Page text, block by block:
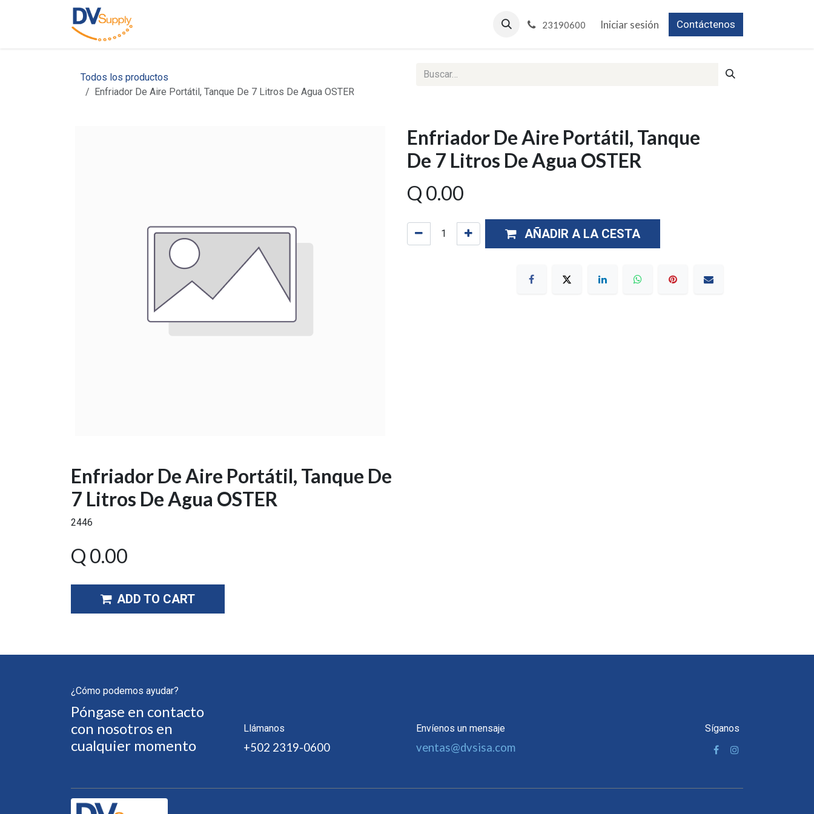
Reportes Web 23190600 Iniciar sesión Contáctenos
Todos los productos
Enfriador De Aire Portátil, Tanque De 7 Litros De Agua OSTER
Enfriador De Aire Portátil, Tanque
De 7 Litros De Agua OSTER
Q 0.00
AÑADIR A LA CESTA
Enfriador De Aire Portátil, Tanque De
7 Litros De Agua OSTER
2446
Q 0.00
ADD TO CART
¿Cómo podemos ayudar?
Póngase en contacto
con nosotros en
cualquier momento
Llámanos
+502 2319-0600
Envíenos un mensaje
ventas@dvsisa.com
Síganos